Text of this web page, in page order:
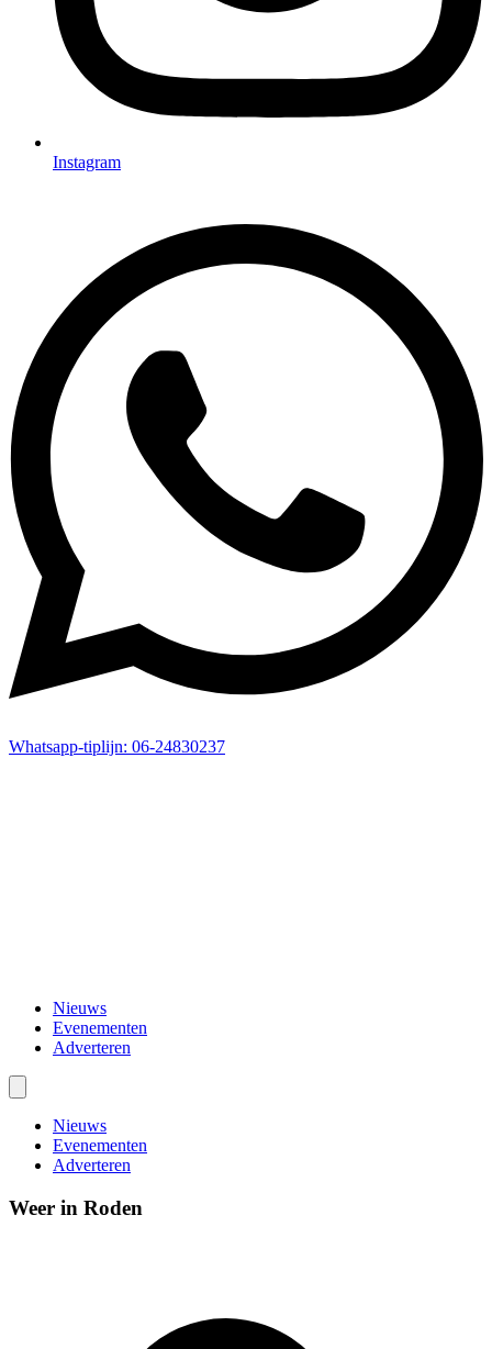
Instagram
Whatsapp-tiplijn: 06-24830237
Nieuws
Evenementen
Adverteren
Nieuws
Evenementen
Adverteren
Weer in Roden